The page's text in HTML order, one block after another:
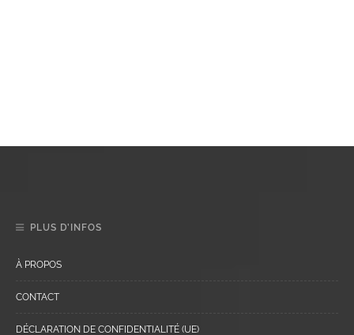
PLUS D’INFOS
À PROPOS
CONTACT
DÉCLARATION DE CONFIDENTIALITÉ (UE)